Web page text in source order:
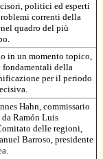
politici ed esperti
correnti della
quadro del più
in un momento topico,
della
per il periodo
Hahn, commissario
Ramón Luis
delle regioni,
Barroso, presidente